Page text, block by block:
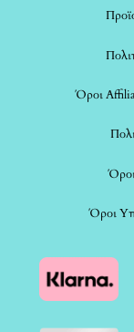
Όροι
Όροι